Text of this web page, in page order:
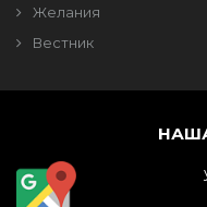
Желания
Вестник